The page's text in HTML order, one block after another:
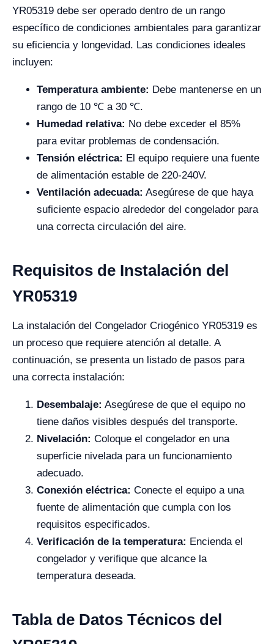
YR05319 debe ser operado dentro de un rango
específico de condiciones ambientales para garantizar
su eficiencia y longevidad. Las condiciones ideales
incluyen:
Temperatura ambiente: Debe mantenerse en un
rango de 10 ℃ a 30 ℃.
Humedad relativa: No debe exceder el 85%
para evitar problemas de condensación.
Tensión eléctrica: El equipo requiere una fuente
de alimentación estable de 220-240V.
Ventilación adecuada: Asegúrese de que haya
suficiente espacio alrededor del congelador para
una correcta circulación del aire.
Requisitos de Instalación del
YR05319
La instalación del Congelador Criogénico YR05319 es
un proceso que requiere atención al detalle. A
continuación, se presenta un listado de pasos para
una correcta instalación:
Desembalaje: Asegúrese de que el equipo no
tiene daños visibles después del transporte.
Nivelación: Coloque el congelador en una
superficie nivelada para un funcionamiento
adecuado.
Conexión eléctrica: Conecte el equipo a una
fuente de alimentación que cumpla con los
requisitos especificados.
Verificación de la temperatura: Encienda el
congelador y verifique que alcance la
temperatura deseada.
Tabla de Datos Técnicos del